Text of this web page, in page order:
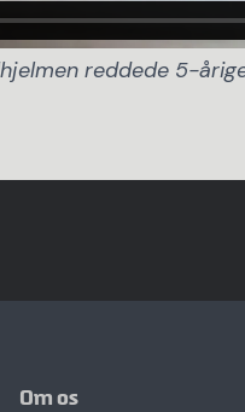
reddede 5-
Om os